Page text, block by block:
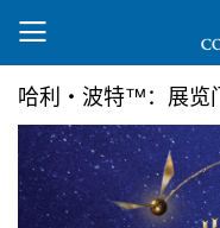
哈利‧波特™：展览